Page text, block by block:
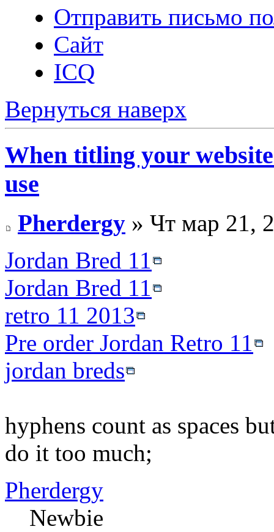
Отправить письмо
Сайт
ICQ
Вернуться наверх
When titling your
use
Pherdergy » Чт мар 21,
Jordan Bred 11
Jordan Bred 11
retro 11 2013
Pre order Jordan Retro 11
jordan breds
hyphens count as spaces
do it too much;
Pherdergy
Newbie